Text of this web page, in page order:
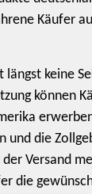
Käufer
längst keine
können
und die
Versand
die